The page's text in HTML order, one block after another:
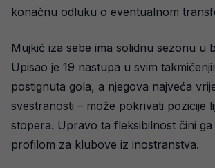
konačnu odluku o eventualnom
Mujkić iza sebe ima solidnu sezonu u
Upisao je 19 nastupa u svim
postignuta gola, a njegova najveća
svestranosti – može pokrivati pozicije
stopera. Upravo ta fleksibilnost čini ga
profilom za klubove iz inostranstva.